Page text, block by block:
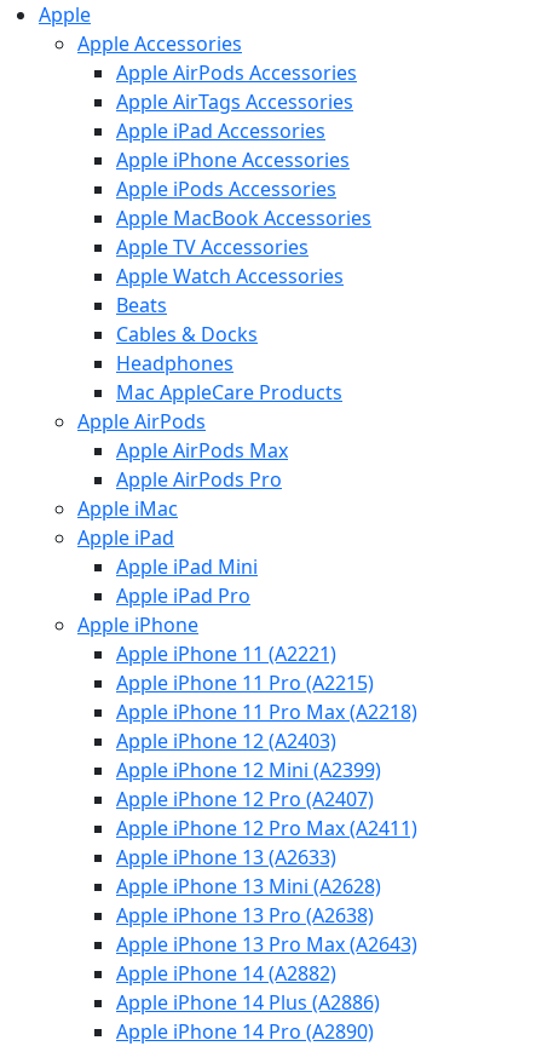
Apple
Apple Accessories
Apple AirPods Accessories
Apple AirTags Accessories
Apple iPad Accessories
Apple iPhone Accessories
Apple iPods Accessories
Apple MacBook Accessories
Apple TV Accessories
Apple Watch Accessories
Beats
Cables & Docks
Headphones
Mac AppleCare Products
Apple AirPods
Apple AirPods Max
Apple AirPods Pro
Apple iMac
Apple iPad
Apple iPad Mini
Apple iPad Pro
Apple iPhone
Apple iPhone 11 (A2221)
Apple iPhone 11 Pro (A2215)
Apple iPhone 11 Pro Max (A2218)
Apple iPhone 12 (A2403)
Apple iPhone 12 Mini (A2399)
Apple iPhone 12 Pro (A2407)
Apple iPhone 12 Pro Max (A2411)
Apple iPhone 13 (A2633)
Apple iPhone 13 Mini (A2628)
Apple iPhone 13 Pro (A2638)
Apple iPhone 13 Pro Max (A2643)
Apple iPhone 14 (A2882)
Apple iPhone 14 Plus (A2886)
Apple iPhone 14 Pro (A2890)